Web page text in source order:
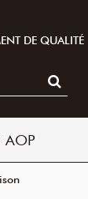
DE QUALITÉ
AOP